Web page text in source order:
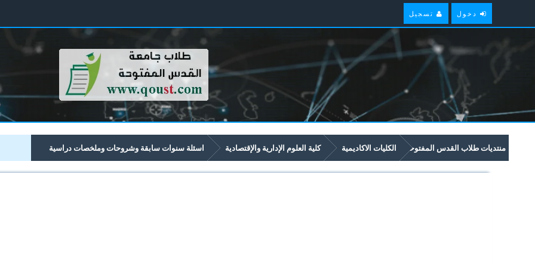
دخول تسجيل
منتديات طلاب القدس المفتوحة الكليات الاكاديمية كلية العلوم الإدارية والإقتصادية اسئلة سنوات سابقة وشروحات وملخصات دراسية
امتحانات سابقة وملخصات لمواد مستوى سنة ثالثة في برنامج العلوم الادارية والاقتصادية تبدأ برقم 43xx 4330 محاسبة شركات 1 امتحان محاسبة شركات 1